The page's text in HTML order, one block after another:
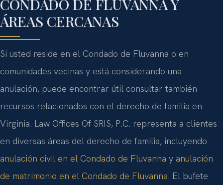
CONDADO DE FLUVANNA Y
ÁREAS CERCANAS
Si usted reside en el Condado de Fluvanna o en
comunidades vecinas y está considerando una
anulación, puede encontrar útil consultar también
recursos relacionados con el derecho de familia en
Virginia. Law Offices Of SRIS, P.C. representa a clientes
en diversas áreas del derecho de familia, incluyendo
anulación civil en el Condado de Fluvanna y anulación
de matrimonio en el Condado de Fluvanna. El bufete